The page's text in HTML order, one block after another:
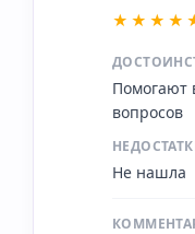
Помогают
вопросов
Не нашла